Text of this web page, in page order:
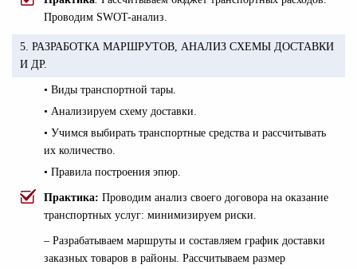
Проводим SWOT-анализ.
5. РАЗРАБОТКА МАРШРУТОВ, АНАЛИЗ СХЕМЫ ДОСТАВКИ
И ДР.
• Виды транспортной тары.
• Анализируем схему доставки.
• Учимся выбирать транспортные средства и рассчитывать
их количество.
• Правила построения эпюр.
Практика: Проводим анализ своего договора на оказание
транспортных услуг: минимизируем риски.
– Разрабатываем маршруты и составляем график доставки
заказных товаров в районы. Рассчитываем размер